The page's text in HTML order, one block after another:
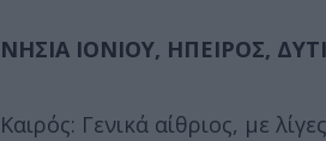
ΝΗΣΙΑ ΙΟΝΙΟΥ, ΗΠΕΙΡΟΣ,
Καιρός: Γενικά αίθριος, με